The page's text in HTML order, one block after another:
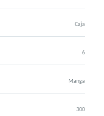
Caja
6
Manga
300